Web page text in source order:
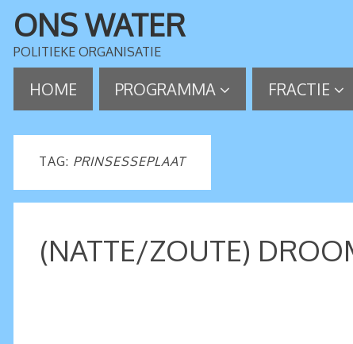
ONS WATER
POLITIEKE ORGANISATIE
HOME PROGRAMMA FRACTIE
TAG: PRINSESSEPLAAT
(NATTE/ZOUTE)